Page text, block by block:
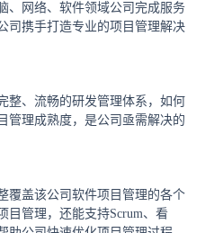
、网络、软件领域公司完成服务
司携手打造专业的项目管理解决
整、流畅的研发管理体系，如何
管理成熟度，是公司亟需解决的
覆盖该公司软件项目管理的各个
目管理，还能支持Scrum、看